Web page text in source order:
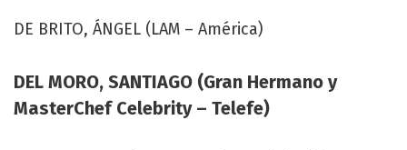
DE BRITO, ÁNGEL (LAM – América)
DEL MORO, SANTIAGO (Gran Hermano y
MasterChef Celebrity – Telefe)